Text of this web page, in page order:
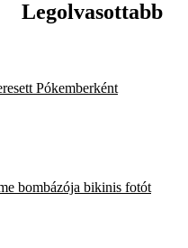
Legolvasottabb
Pókemberként
bombázója bikinis fotót